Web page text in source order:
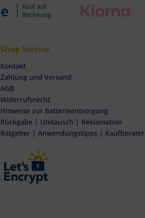
Shop Service
Kontakt
Zahlung und Versand
AGB
Widerrufsrecht
Hinweise zur Batterieentsorgung
Rückgabe | Umtausch | Reklamation
Ratgeber | Anwendungstipps | Kaufberater